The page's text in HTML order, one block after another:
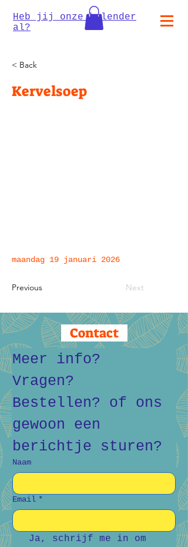
Heb jij onze kalender
al?
< Back
Kervelsoep
maandag 19 januari 2026
Previous Next
Contact
Meer info?
Vragen?
Bestellen? of ons
gewoon een
berichtje sturen?
Naam
Email *
Ja, schrijf me in om